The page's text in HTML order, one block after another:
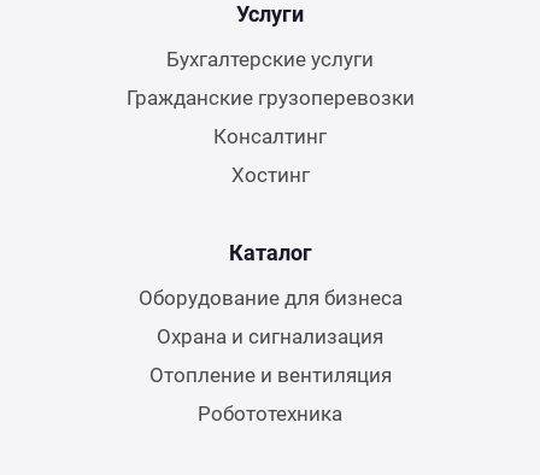
Услуги
Бухгалтерские услуги
Гражданские грузоперевозки
Консалтинг
Хостинг
Каталог
Оборудование для бизнеса
Охрана и сигнализация
Отопление и вентиляция
Робототехника